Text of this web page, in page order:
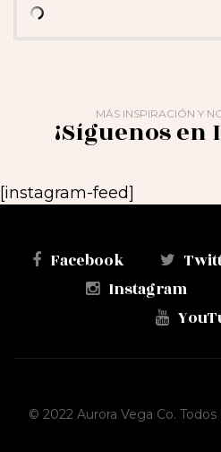
MÁS INSPIRACIÓN Y
¡Síguenos
[instagram-feed]
Facebook
Instagram
© 2022 Aurora Vega Co.